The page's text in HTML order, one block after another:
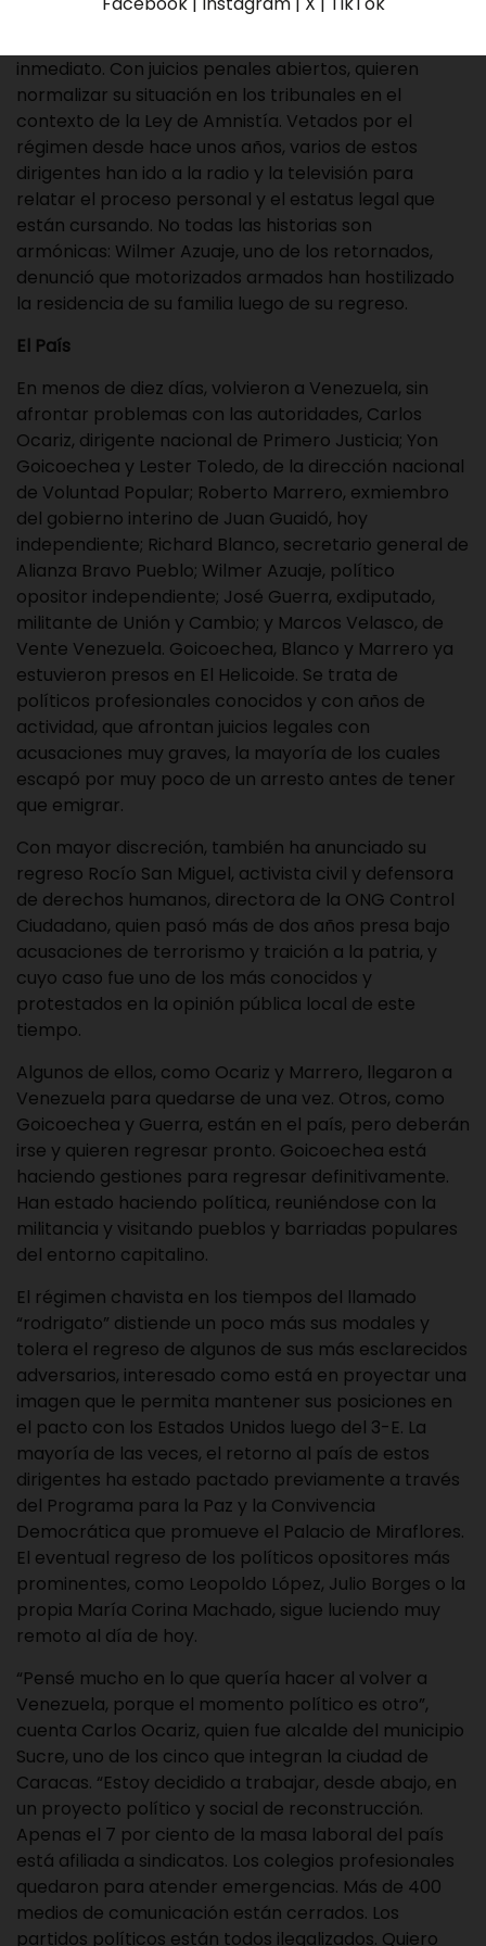
y han mantenido el bajo perfil. Otros, la mayoría,
inmediato. Con juicios penales abiertos, quieren
normalizar su situación en los tribunales en el
contexto de la Ley de Amnistía. Vetados por el
régimen desde hace unos años, varios de estos
dirigentes han ido a la radio y la televisión para
relatar el proceso personal y el estatus legal que
están cursando. No todas las historias son
armónicas: Wilmer Azuaje, uno de los retornados,
denunció que motorizados armados han hostilizado
la residencia de su familia luego de su regreso.
El País
En menos de diez días, volvieron a Venezuela, sin
afrontar problemas con las autoridades, Carlos
Ocariz, dirigente nacional de Primero Justicia; Yon
Goicoechea y Lester Toledo, de la dirección nacional
de Voluntad Popular; Roberto Marrero, exmiembro
del gobierno interino de Juan Guaidó, hoy
independiente; Richard Blanco, secretario general de
Alianza Bravo Pueblo; Wilmer Azuaje, político
opositor independiente; José Guerra, exdiputado,
militante de Unión y Cambio; y Marcos Velasco, de
Vente Venezuela. Goicoechea, Blanco y Marrero ya
estuvieron presos en El Helicoide. Se trata de
políticos profesionales conocidos y con años de
actividad, que afrontan juicios legales con
acusaciones muy graves, la mayoría de los cuales
escapó por muy poco de un arresto antes de tener
que emigrar.
Con mayor discreción, también ha anunciado su
regreso Rocío San Miguel, activista civil y defensora
de derechos humanos, directora de la ONG Control
Ciudadano, quien pasó más de dos años presa bajo
acusaciones de terrorismo y traición a la patria, y
cuyo caso fue uno de los más conocidos y
protestados en la opinión pública local de este
tiempo.
Algunos de ellos, como Ocariz y Marrero, llegaron a
Venezuela para quedarse de una vez. Otros, como
Goicoechea y Guerra, están en el país, pero deberán
irse y quieren regresar pronto. Goicoechea está
haciendo gestiones para regresar definitivamente.
Han estado haciendo política, reuniéndose con la
militancia y visitando pueblos y barriadas populares
del entorno capitalino.
El régimen chavista en los tiempos del llamado
“rodrigato” distiende un poco más sus modales y
tolera el regreso de algunos de sus más esclarecidos
adversarios, interesado como está en proyectar una
imagen que le permita mantener sus posiciones en
el pacto con los Estados Unidos luego del 3-E. La
mayoría de las veces, el retorno al país de estos
dirigentes ha estado pactado previamente a través
del Programa para la Paz y la Convivencia
Democrática que promueve el Palacio de Miraflores.
El eventual regreso de los políticos opositores más
prominentes, como Leopoldo López, Julio Borges o la
propia María Corina Machado, sigue luciendo muy
remoto al día de hoy.
“Pensé mucho en lo que quería hacer al volver a
Venezuela, porque el momento político es otro”,
cuenta Carlos Ocariz, quien fue alcalde del municipio
Sucre, uno de los cinco que integran la ciudad de
Caracas. “Estoy decidido a trabajar, desde abajo, en
un proyecto político y social de reconstrucción.
Apenas el 7 por ciento de la masa laboral del país
está afiliada a sindicatos. Los colegios profesionales
quedaron para atender emergencias. Más de 400
medios de comunicación están cerrados. Los
partidos políticos están todos ilegalizados. Quiero